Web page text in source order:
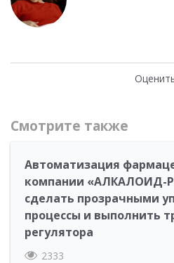
Смотрите также
Автоматизация
компании «АЛКАЛОИД-
сделать прозрачными
процессы и выполнить
регулятора
2333